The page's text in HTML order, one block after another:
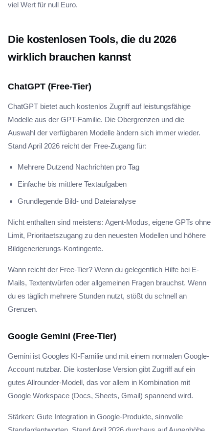
viel Wert für null Euro.
Die kostenlosen Tools, die du 2026
wirklich brauchen kannst
ChatGPT (Free-Tier)
ChatGPT bietet auch kostenlos Zugriff auf leistungsfähige
Modelle aus der GPT-Familie. Die Obergrenzen und die
Auswahl der verfügbaren Modelle ändern sich immer wieder.
Stand April 2026 reicht der Free-Zugang für:
Mehrere Dutzend Nachrichten pro Tag
Einfache bis mittlere Textaufgaben
Grundlegende Bild- und Dateianalyse
Nicht enthalten sind meistens: Agent-Modus, eigene GPTs ohne
Limit, Prioritaetszugang zu den neuesten Modellen und höhere
Bildgenerierungs-Kontingente.
Wann reicht der Free-Tier? Wenn du gelegentlich Hilfe bei E-
Mails, Textentwürfen oder allgemeinen Fragen brauchst. Wenn
du es täglich mehrere Stunden nutzt, stößt du schnell an
Grenzen.
Google Gemini (Free-Tier)
Gemini ist Googles KI-Familie und mit einem normalen Google-
Account nutzbar. Die kostenlose Version gibt Zugriff auf ein
gutes Allrounder-Modell, das vor allem in Kombination mit
Google Workspace (Docs, Sheets, Gmail) spannend wird.
Stärken: Gute Integration in Google-Produkte, sinnvolle